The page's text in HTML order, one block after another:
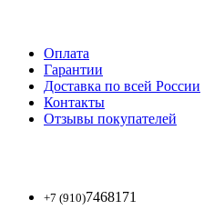
Оплата
Гарантии
Доставка по всей России
Контакты
Отзывы покупателей
+7 (910)7468171